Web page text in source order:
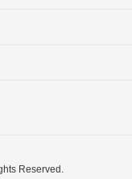
Reserved.